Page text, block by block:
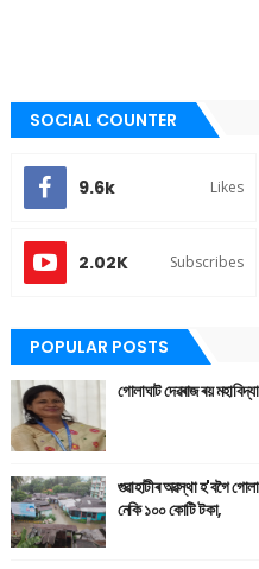
SOCIAL COUNTER
9.6k Likes
2.02K Subscribes
POPULAR POSTS
গোলাঘাট দেৱৰাজ ৰয়
গুৱাহাটীৰ অৱস্থা হ'বগৈ
নেকি ১০০ কোটি টকা,